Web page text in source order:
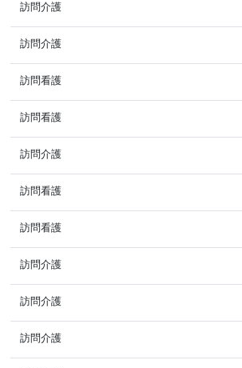
訪問介護
訪問介護
訪問看護
訪問看護
訪問介護
訪問看護
訪問看護
訪問介護
訪問介護
訪問介護